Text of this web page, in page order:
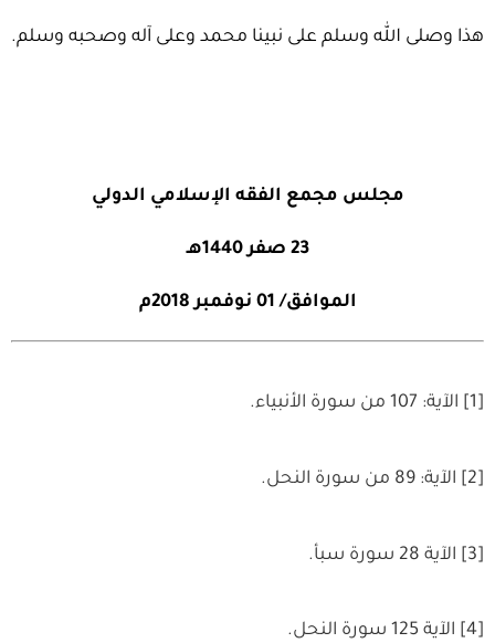
هذا وصلى الله وسلم على نبينا محمد وعلى آله وصحبه وسلم.
مجلس مجمع الفقه الإسلامي الدولي
23 صفر 1440هـ
الموافق/ 01 نوفمبر 2018م
[1] الآية: 107 من سورة الأنبياء.
[2] الآية: 89 من سورة النحل.
[4] الآية 125 سورة النحل.